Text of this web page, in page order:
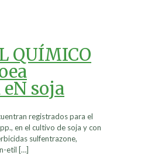
QUÍMICO
soja
registrados para el
en el cultivo de soja y con
sulfentrazone,
etil […]